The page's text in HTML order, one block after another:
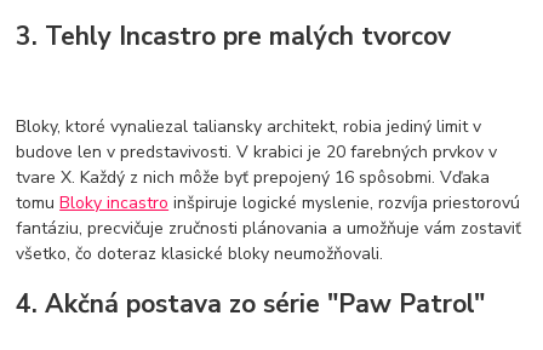
3. Tehly Incastro pre malých tvorcov
Bloky, ktoré vynaliezal taliansky architekt, robia jediný limit v
budove len v predstavivosti. V krabici je 20 farebných prvkov v
tvare X. Každý z nich môže byť prepojený 16 spôsobmi. Vďaka
tomuBloky incastro inšpiruje logické myslenie, rozvíja priestorovú
fantáziu, precvičuje zručnosti plánovania a umožňuje vám zostaviť
všetko, čo doteraz klasické bloky neumožňovali.
4. Akčná postava zo série "Paw Patrol"